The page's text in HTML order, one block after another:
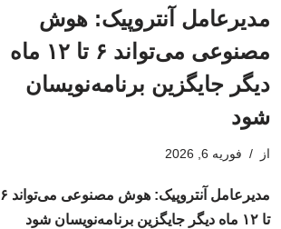
مدیرعامل آنتروپیک: هوش
مصنوعی می‌تواند ۶ تا ۱۲ ماه
دیگر جایگزین برنامه‌نویسان
شود
از فوریه 6, 2026
مدیرعامل آنتروپیک: هوش مصنوعی می‌تواند ۶
تا ۱۲ ماه دیگر جایگزین برنامه‌نویسان شود